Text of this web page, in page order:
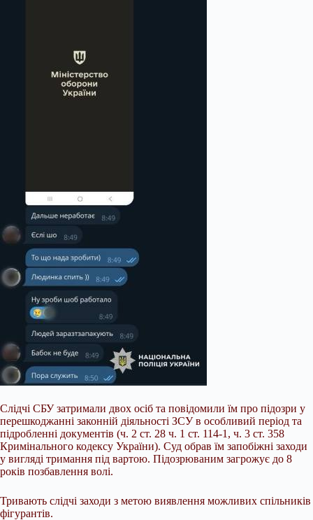
Слідчі СБУ затримали двох осіб та повідомили їм про підозри у
перешкоджанні законній діяльності ЗСУ в особливий період та
підробленні документів (ч. 2 ст. 28 ч. 1 ст. 114-1, ч. 3 ст. 358
Кримінального кодексу України). Суд обрав їм запобіжні заходи
у вигляді тримання під вартою. Підозрюваним загрожує до 8
років позбавлення волі.
Тривають слідчі заходи з метою виявлення можливих спільників
фігурантів.